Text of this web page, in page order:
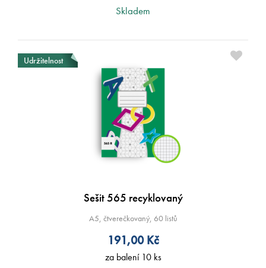
Skladem
Udržitelnost
Sešit 565 recyklovaný
A5, čtverečkovaný, 60 listů
191,00Kč
za balení 10 ks